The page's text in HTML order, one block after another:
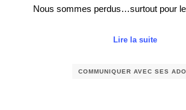
Nous sommes perdus…surtout pour
Lire la suite
COMMUNIQUER AVEC SES